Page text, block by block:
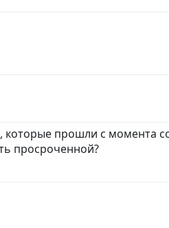
которые прошли с момента
просроченной?